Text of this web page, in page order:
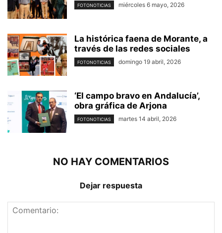
FOTONOTICIAS miércoles 6 mayo, 2026
La histórica faena de Morante, a
través de las redes sociales
FOTONOTICIAS domingo 19 abril, 2026
‘El campo bravo en Andalucía’,
obra gráfica de Arjona
FOTONOTICIAS martes 14 abril, 2026
NO HAY COMENTARIOS
Dejar respuesta